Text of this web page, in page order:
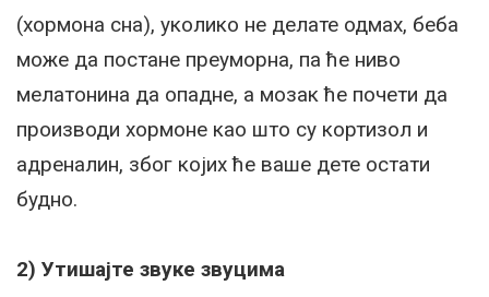
(хормона сна), уколико не делате одмах, беба
може да постане преуморна, па ће ниво
мелатонина да опадне, а мозак ће почети да
производи хормоне као што су кортизол и
адреналин, због којих ће ваше дете остати
будно.
2) Утишајте звуке звуцима